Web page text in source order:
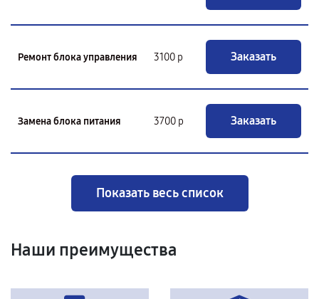
Ремонт блока управления 3100 р Заказать
Замена блока питания 3700 р Заказать
Показать весь список
Наши преимущества